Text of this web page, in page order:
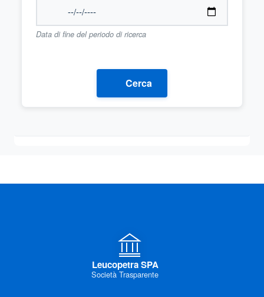
Data di fine del periodo di ricerca
Cerca
Leucopetra SPA
Società Trasparente